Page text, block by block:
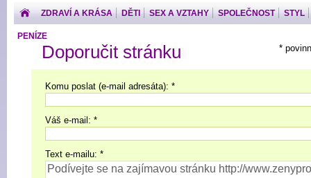
ZDRAVÍ A KRÁSA DĚTI SEX A VZTAHY SPOLEČNOST STYL
PENÍZE
*
Doporučit stránku
Komu poslat (e-mail adresáta): *
Váš e-mail: *
Text e-mailu: *